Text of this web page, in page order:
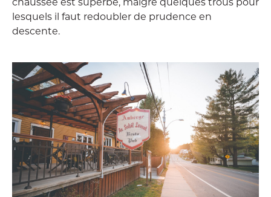
lesquels il faut redoubler de prudence en
descente.